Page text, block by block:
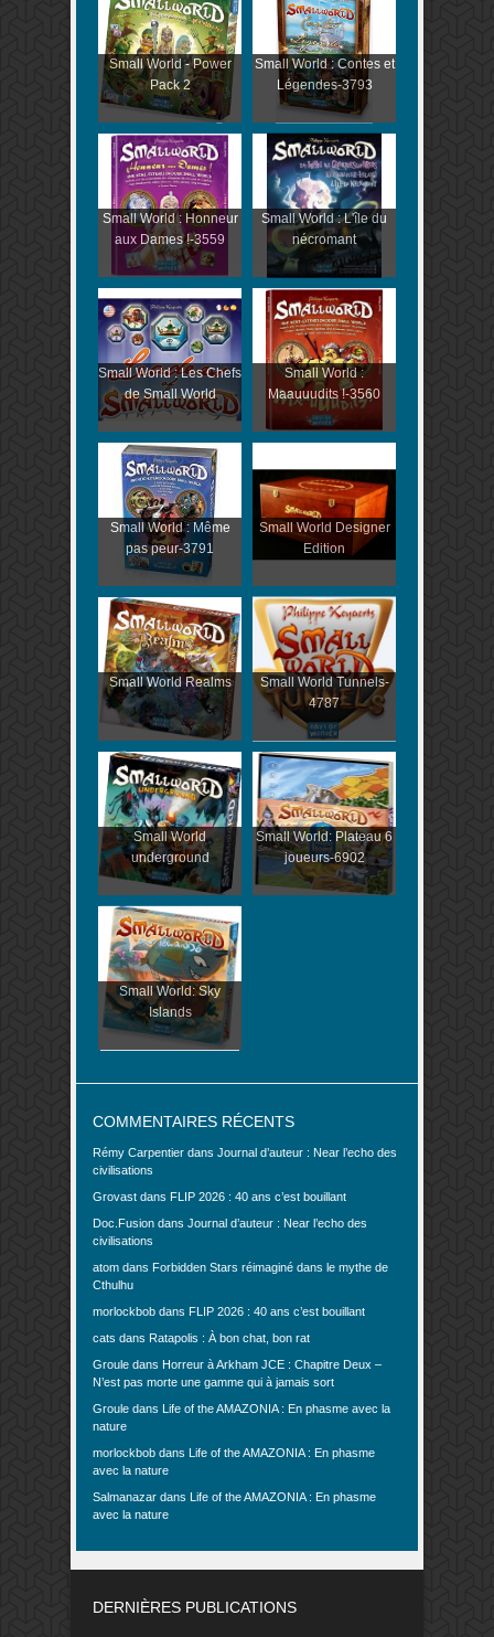
Small World - Power
Pack 2
Small World : Contes et
Légendes-3793
Small World : Honneur
aux Dames !-3559
Small World : L'île du
nécromant
Small World : Les Chefs
de Small World
Small World :
Maauuudits !-3560
Small World : Même
pas peur-3791
Small World Designer
Edition
Small World Realms
Small World Tunnels-
4787
Small World
underground
Small World: Plateau 6
joueurs-6902
Small World: Sky
Islands
COMMENTAIRES RÉCENTS
Rémy Carpentier dans Journal d’auteur : Near l’echo des
civilisations
Grovast dans FLIP 2026 : 40 ans c’est bouillant
Doc.Fusion dans Journal d’auteur : Near l’echo des
civilisations
atom dans Forbidden Stars réimaginé dans le mythe de
Cthulhu
morlockbob dans FLIP 2026 : 40 ans c’est bouillant
cats dans Ratapolis : À bon chat, bon rat
Groule dans Horreur à Arkham JCE : Chapitre Deux –
N’est pas morte une gamme qui à jamais sort
Groule dans
Life of the AMAZONIA : En phasme avec la
nature
morlockbob dans
Life of the AMAZONIA : En phasme
avec la nature
Salmanazar dans
Life of the AMAZONIA : En phasme
avec la nature
DERNIÈRES PUBLICATIONS